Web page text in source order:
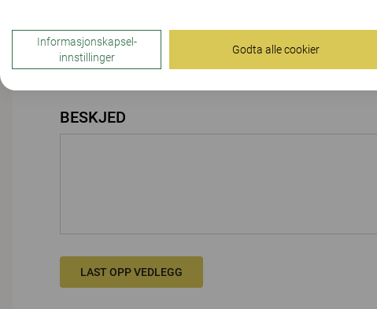
PRODUKT
BESKJED
LAST OPP VEDLEGG
Informasjonskapsel-
innstillinger
Godta alle cookier